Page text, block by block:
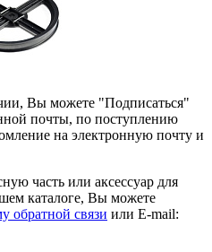
Вы можете "Подписаться"
почты, по поступлению
на электронную почту и
часть или аксессуар для
каталоге, Вы можете
обратной связи или E-mail: